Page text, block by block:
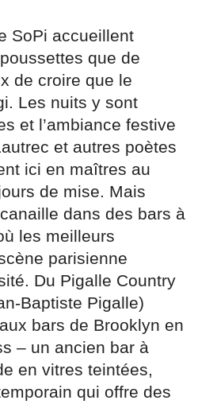
SoPi accueillent
que de
de croire que le
Les nuits y sont
et l’ambiance festive
et autres poètes
ici en maîtres au
de mise. Mais
dans des bars à
les meilleurs
parisienne
Du Pigalle Country
Baptiste Pigalle)
bars de Brooklyn en
– un ancien bar à
en vitres teintées,
qui offre des